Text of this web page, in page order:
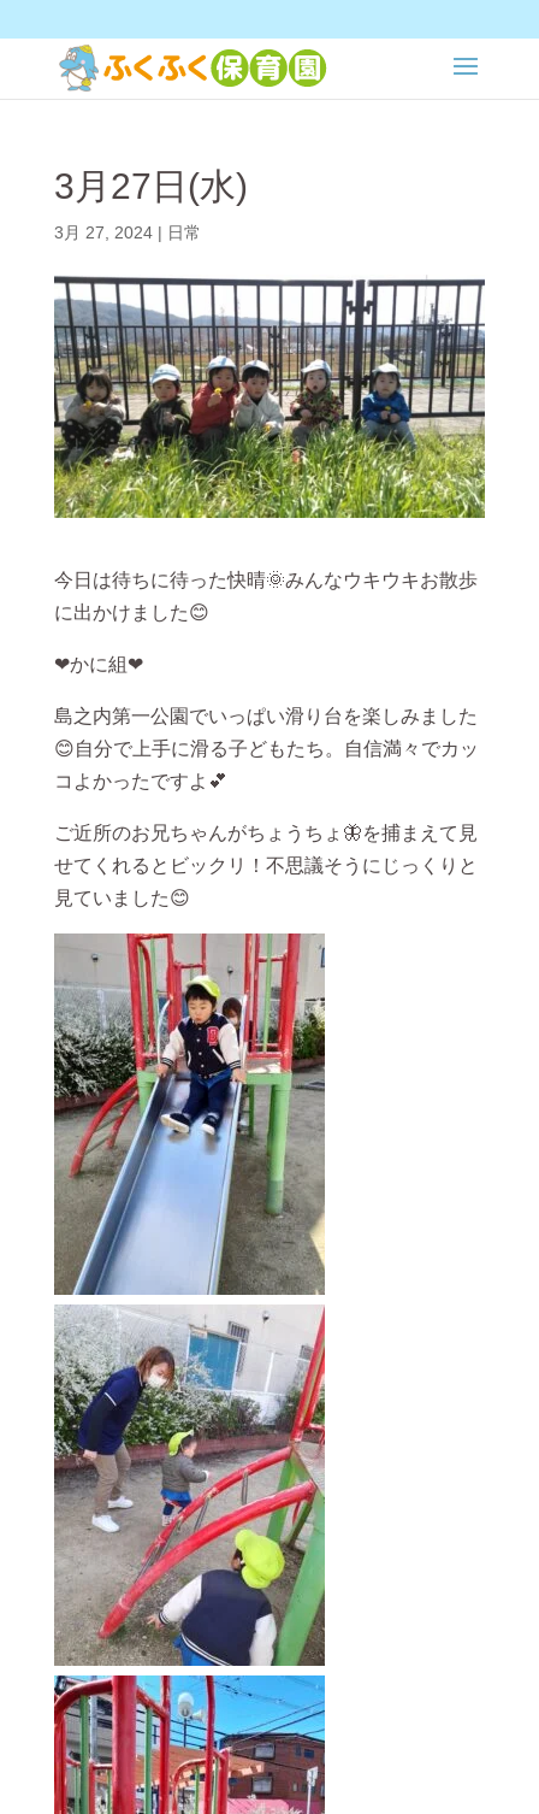
3月27日(水)
3月 27, 2024| 日常
今日は待ちに待った快晴🌞みんなウキウキお散歩
に出かけました😊
❤かに組❤
島之内第一公園でいっぱい滑り台を楽しみました
😊自分で上手に滑る子どもたち。自信満々でカッ
コよかったですよ💕
ご近所のお兄ちゃんがちょうちょ🦋を捕まえて見
せてくれるとビックリ！不思議そうにじっくりと
見ていました😊